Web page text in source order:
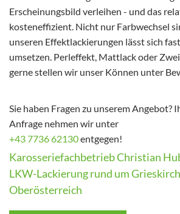
Erscheinungsbild verleihen - und das
kosteneffizient. Nicht nur Farbwechsel
unseren Effektlackierungen lässt sich
umsetzen. Perleffekt, Mattlack oder
gerne stellen wir unser Können unter
Sie haben Fragen zu unserem Angebot?
Anfrage nehmen wir unter
+43 7736 62130entgegen!
Karosseriefachbetrieb Christian
LKW-Lackierung rund um
Oberösterreich